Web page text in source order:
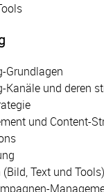
Grundlagen
Kanäle und deren
und Content-
Text und Tools)